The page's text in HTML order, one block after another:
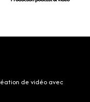
de vidéo avec